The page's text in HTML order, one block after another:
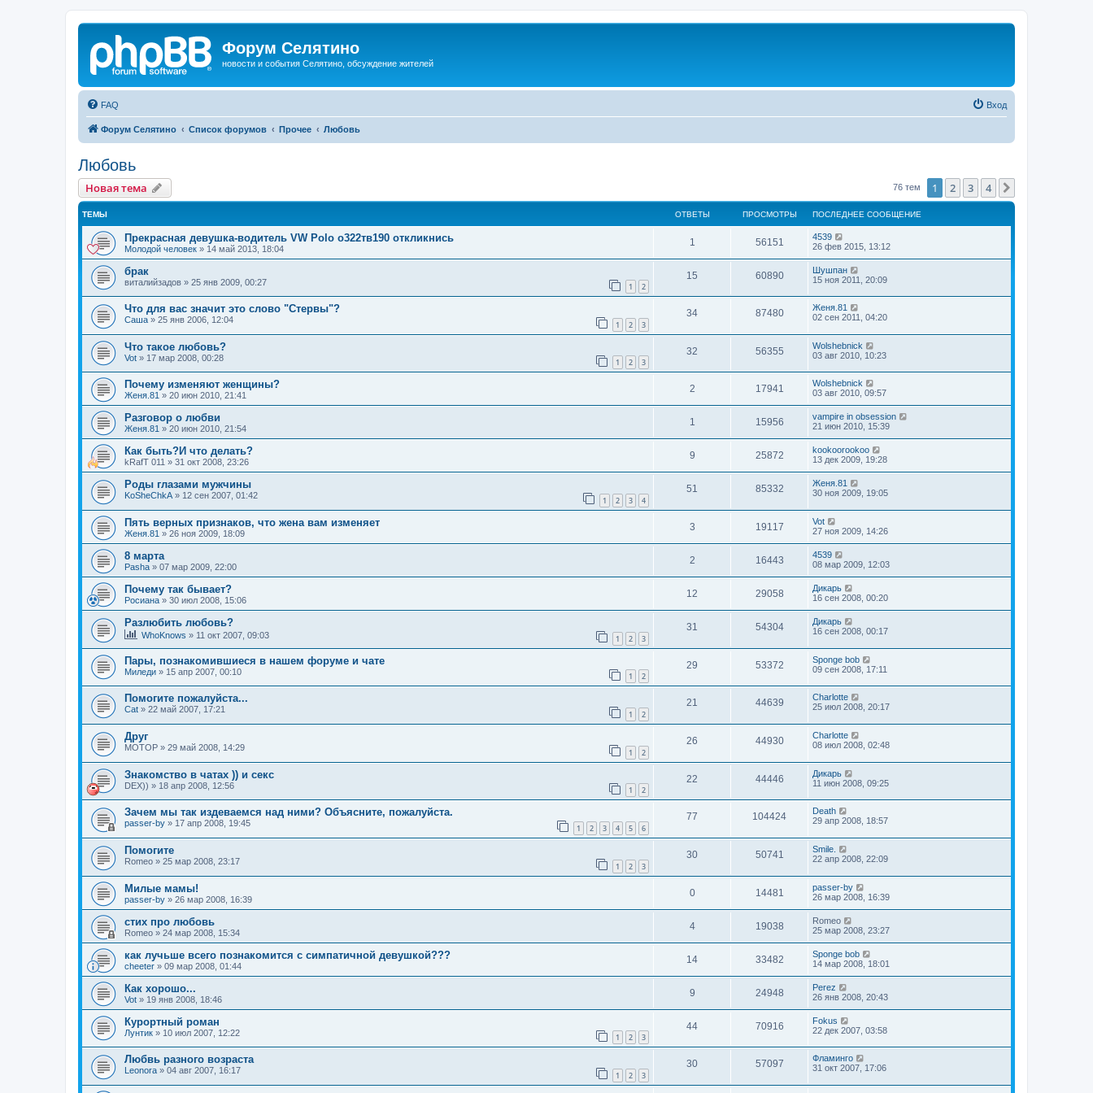
Форум Селятино
новости и события Селятино, обсуждение жителей
FAQ Вход
Форум Селятино Список форумов Прочее Любовь
Любовь
Новая тема 76 тем 1 2 3 4
ТЕМЫ ОТВЕТЫ ПРОСМОТРЫ ПОСЛЕДНЕЕ СООБЩЕНИЕ
Прекрасная девушка-водитель VW Polo о322тв190 откликнись
Молодой человек » 14 май 2013, 18:04
1 56151
4539
26 фев 2015, 13:12
брак
виталийзадов » 25 янв 2009, 00:27 1 2
15 60890
Шушпан
15 ноя 2011, 20:09
Что для вас значит это слово "Стервы"?
Саша » 25 янв 2006, 12:04 1 2 3
34 87480
Женя.81
02 сен 2011, 04:20
Что такое любовь?
Vot » 17 мар 2008, 00:28 1 2 3
32 56355
Wolshebnick
03 авг 2010, 10:23
Почему изменяют женщины?
Женя.81 » 20 июн 2010, 21:41
2 17941
Wolshebnick
03 авг 2010, 09:57
Разговор о любви
Женя.81 » 20 июн 2010, 21:54
1 15956
vampire in obsession
21 июн 2010, 15:39
Как быть?И что делать?
kRafT 011 » 31 окт 2008, 23:26
9 25872
kookoorookoo
13 дек 2009, 19:28
Роды глазами мужчины
KoSheChkA» 12 сен 2007, 01:42 1 2 3 4
51 85332
Женя.81
30 ноя 2009, 19:05
Пять верных признаков, что жена вам изменяет
Женя.81 » 26 ноя 2009, 18:09
3 19117
Vot
27 ноя 2009, 14:26
8 марта
Pasha » 07 мар 2009, 22:00
2 16443
4539
08 мар 2009, 12:03
Почему так бывает?
Росиана » 30 июл 2008, 15:06
12 29058
Дикарь
16 сен 2008, 00:20
Разлюбить любовь?
WhoKnows » 11 окт 2007, 09:03 1 2 3
31 54304
Дикарь
16 сен 2008, 00:17
Пары, познакомившиеся в нашем форуме и чате
Миледи » 15 апр 2007, 00:10 1 2
29 53372
Sponge bob
09 сен 2008, 17:11
Помогите пожалуйста...
Cat » 22 май 2007, 17:21 1 2
21 44639
Charlotte
25 июл 2008, 20:17
Друг
МОТОР » 29 май 2008, 14:29 1 2
26 44930
Charlotte
08 июл 2008, 02:48
Знакомство в чатах )) и секс
DEX)) » 18 апр 2008, 12:56 1 2
22 44446
Дикарь
11 июн 2008, 09:25
Зачем мы так издеваемся над ними? Объясните, пожалуйста.
passer-by » 17 апр 2008, 19:45 1 2 3 4 5 6
77 104424
Death
29 апр 2008, 18:57
Помогите
Romeo » 25 мар 2008, 23:17 1 2 3
30 50741
Smile.
22 апр 2008, 22:09
Милые мамы!
passer-by » 26 мар 2008, 16:39
0 14481
passer-by
26 мар 2008, 16:39
стих про любовь
Romeo » 24 мар 2008, 15:34
4 19038
Romeo
25 мар 2008, 23:27
как лучьше всего познакомится с симпатичной девушкой???
cheeter » 09 мар 2008, 01:44
14 33482
Sponge bob
14 мар 2008, 18:01
Как хорошо...
Vot » 19 янв 2008, 18:46
9 24948
Perez
26 янв 2008, 20:43
Курортный роман
Лунтик » 10 июл 2007, 12:22 1 2 3
44 70916
Fokus
22 дек 2007, 03:58
Любвь разного возраста
Leonora » 04 авг 2007, 16:17 1 2 3
30 57097
Фламинго
31 окт 2007, 17:06